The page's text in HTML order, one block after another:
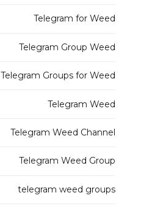
Telegram for Weed
Telegram Group Weed
Telegram Groups for Weed
Telegram Weed
Telegram Weed Channel
Telegram Weed Group
telegram weed groups